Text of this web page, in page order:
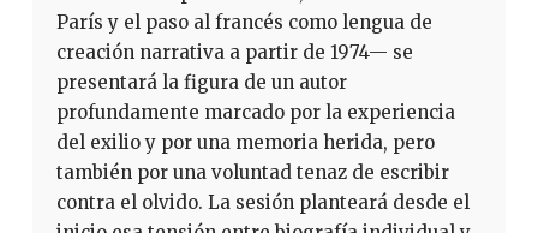
París y el paso al francés como lengua de
creación narrativa a partir de 1974— se
presentará la figura de un autor
profundamente marcado por la experiencia
del exilio y por una memoria herida, pero
también por una voluntad tenaz de escribir
contra el olvido. La sesión planteará desde el